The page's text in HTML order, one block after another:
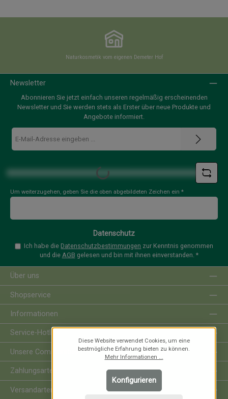
Naturkosmetik vom eigenen Demeter Hof
Newsletter
Abonnieren Sie jetzt einfach unseren regelmäßig erscheinenden
Newsletter und Sie werden stets als Erster über neue Produkte und
Angebote informiert.
E-
Mail-
Adresse
Loading...
Um weiterzugehen, geben Sie die oben abgebildeten Zeichen ein *
Datenschutz
Ich habe die Datenschutzbestimmungen zur Kenntnis genommen
und die AGB gelesen und bin mit ihnen einverstanden. *
Über uns
Shopservice
Informationen
Service-Hotline
Unsere Communities
Zahlungsarten
Versandarten
Diese Website verwendet Cookies, um eine
bestmögliche Erfahrung bieten zu können.
Mehr Informationen ...
Konfigurieren